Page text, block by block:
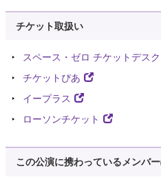
チケット取扱い
スペース・ゼロ チケットデスク
チケットぴあ
イープラス
ローソンチケット
この公演に携わっているメンバー